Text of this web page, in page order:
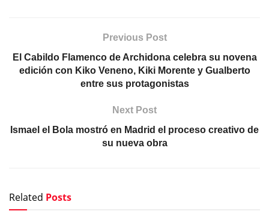
Previous Post
El Cabildo Flamenco de Archidona celebra su novena
edición con Kiko Veneno, Kiki Morente y Gualberto
entre sus protagonistas
Next Post
Ismael el Bola mostró en Madrid el proceso creativo de
su nueva obra
Related Posts